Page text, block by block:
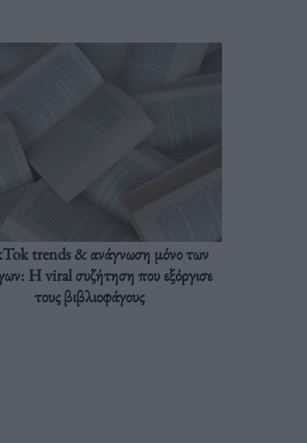
trends & ανάγνωση μόνο των
Η viral συζήτηση που εξόργισε
τους βιβλιοφάγους